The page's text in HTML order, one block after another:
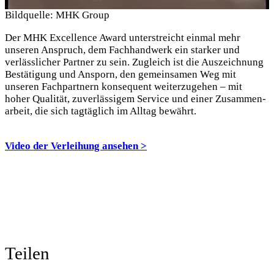
Bildquelle: MHK Group
Der MHK Excellence Award unterstreicht einmal mehr
unseren Anspruch, dem Fach­hand­werk ein starker und
verlässlicher Partner zu sein. Zugleich ist die Auszeichnung
Bestätigung und Ansporn, den gemeinsamen Weg mit
unseren Fachpartnern konsequent weiterzugehen – mit
hoher Qualität, zuverlässigem Service und einer Zusammen­
arbeit, die sich tagtäglich im Alltag bewährt.
Video der Verleihung ansehen >
Teilen